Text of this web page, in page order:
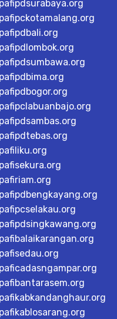
pafipdsurabaya.org
pafipckotamalang.org
pafipdbali.org
pafipdlombok.org
pafipdsumbawa.org
pafipdbima.org
pafipdbogor.org
pafipclabuanbajo.org
pafipdsambas.org
pafipdtebas.org
pafiliku.org
pafisekura.org
pafiriam.org
pafipdbengkayang.org
pafipcselakau.org
pafipdsingkawang.org
pafibalaikarangan.org
pafisedau.org
paficadasngampar.org
pafibantarasem.org
pafikabkandanghaur.org
pafikablosarang.org